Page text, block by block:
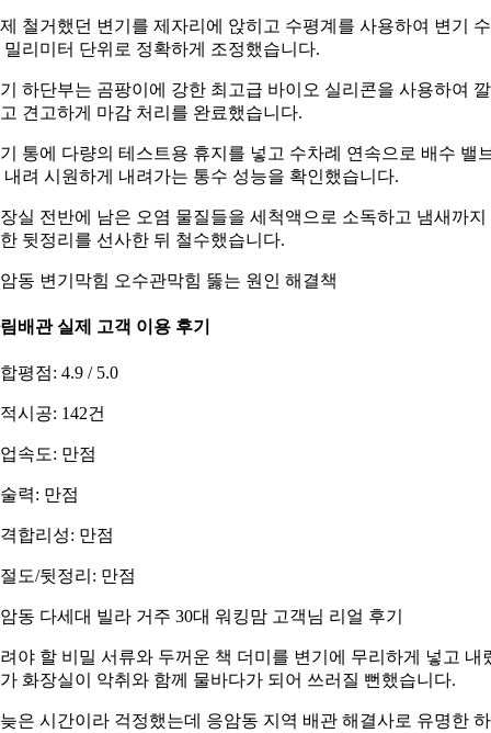
철거했던 변기를 제자리에 앉히고 수평계를 사용하여 변기
밀리미터 단위로 정확하게 조정했습니다.
하단부는 곰팡이에 강한 최고급 바이오 실리콘을 사용하여
견고하게 마감 처리를 완료했습니다.
통에 다량의 테스트용 휴지를 넣고 수차례 연속으로 배수 밸
내려 시원하게 내려가는 통수 성능을 확인했습니다.
실 전반에 남은 오염 물질들을 세척액으로 소독하고 냄새까지
뒷정리를 선사한 뒤 철수했습니다.
동 변기막힘 오수관막힘 뚫는 원인 해결책
배관 실제 고객 이용 후기
평점: 4.9 / 5.0
시공: 142건
속도: 만점
력: 만점
합리성: 만점
도/뒷정리: 만점
동 다세대 빌라 거주 30대 워킹맘 고객님 리얼 후기
야 할 비밀 서류와 두꺼운 책 더미를 변기에 무리하게 넣고 내
화장실이 악취와 함께 물바다가 되어 쓰러질 뻔했습니다.
은 시간이라 걱정했는데 응암동 지역 배관 해결사로 유명한